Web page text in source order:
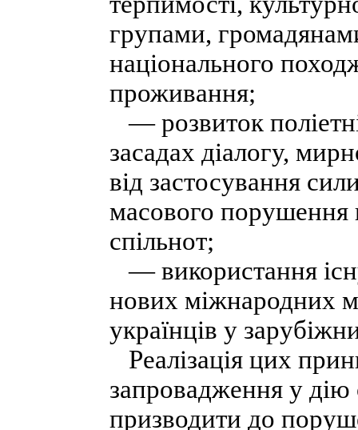
групами,
національного
проживання;
— розвиток
засадах діалогу,
від застосування
масового порушення
спільнот;
— використання
нових міжнародних
українців у
Реалізація цих
запровадження у
призводити до